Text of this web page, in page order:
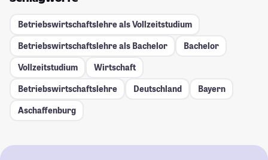
Betriebswirtschaftslehre als Vollzeitstudium
Betriebswirtschaftslehre als Bachelor
Bachelor
Vollzeitstudium
Wirtschaft
Betriebswirtschaftslehre
Deutschland
Bayern
Aschaffenburg